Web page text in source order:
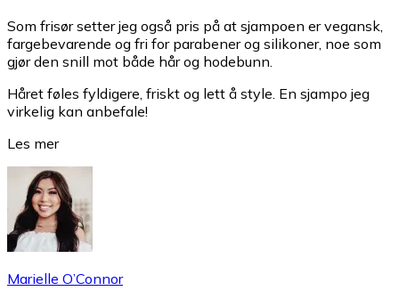
Som frisør setter jeg også pris på at sjampoen er vegansk,
fargebevarende og fri for parabener og silikoner, noe som
gjør den snill mot både hår og hodebunn.
Håret føles fyldigere, friskt og lett å style. En sjampo jeg
virkelig kan anbefale!
Les mer
Marielle O’Connor